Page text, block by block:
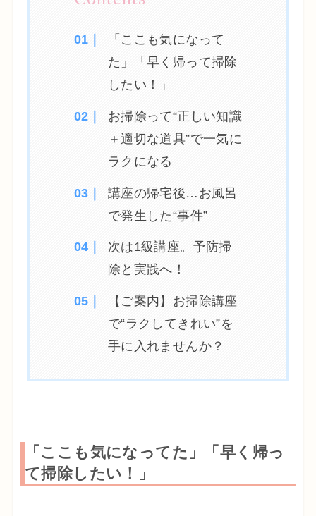
「ここも気になって
た」「早く帰って掃除
したい！」
お掃除って“正しい知識
＋適切な道具”で一気に
ラクになる
講座の帰宅後…お風呂
で発生した“事件”
次は1級講座。予防掃
除と実践へ！
【ご案内】お掃除講座
で“ラクしてきれい”を
手に入れませんか？
「ここも気になってた」「早く帰っ
て掃除したい！」